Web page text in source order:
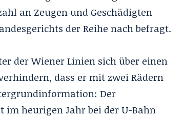
an Zeugen und Geschädigten
der Reihe nach befragt.
der Wiener Linien sich über einen
dass er mit zwei Rädern
Der
im heurigen Jahr bei der U-Bahn